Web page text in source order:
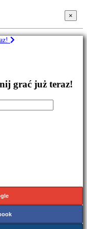
×
grać już teraz!
×
×